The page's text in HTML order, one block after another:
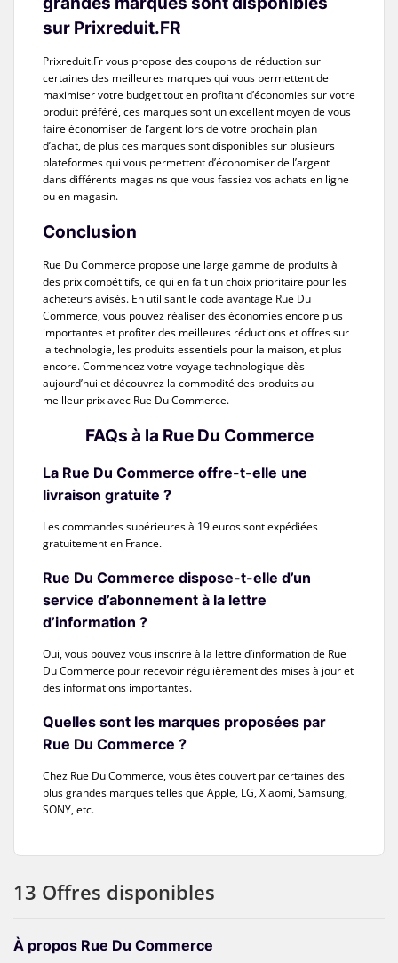
13 Offres disponibles
À propos Rue Du Commerce
sur Prixreduit.FR
Prixreduit.Fr vous propose des coupons de réduction sur
certaines des meilleures marques qui vous permettent de
maximiser votre budget tout en profitant d’économies sur votre
produit préféré, ces marques sont un excellent moyen de vous
faire économiser de l’argent lors de votre prochain plan
d’achat, de plus ces marques sont disponibles sur plusieurs
plateformes qui vous permettent d’économiser de l’argent
dans différents magasins que vous fassiez vos achats en ligne
ou en magasin.
Conclusion
Rue Du Commerce propose une large gamme de produits à
des prix compétitifs, ce qui en fait un choix prioritaire pour les
acheteurs avisés. En utilisant le code avantage Rue Du
Commerce, vous pouvez réaliser des économies encore plus
importantes et profiter des meilleures réductions et offres sur
la technologie, les produits essentiels pour la maison, et plus
encore. Commencez votre voyage technologique dès
aujourd’hui et découvrez la commodité des produits au
meilleur prix avec Rue Du Commerce.
FAQs à la Rue Du Commerce
La Rue Du Commerce offre-t-elle une
livraison gratuite ?
Les commandes supérieures à 19 euros sont expédiées
gratuitement en France.
Rue Du Commerce dispose-t-elle d’un
service d’abonnement à la lettre
d’information ?
Oui, vous pouvez vous inscrire à la lettre d’information de Rue
Du Commerce pour recevoir régulièrement des mises à jour et
des informations importantes.
Quelles sont les marques proposées par
Rue Du Commerce ?
Chez Rue Du Commerce, vous êtes couvert par certaines des
plus grandes marques telles que Apple, LG, Xiaomi, Samsung,
SONY, etc.